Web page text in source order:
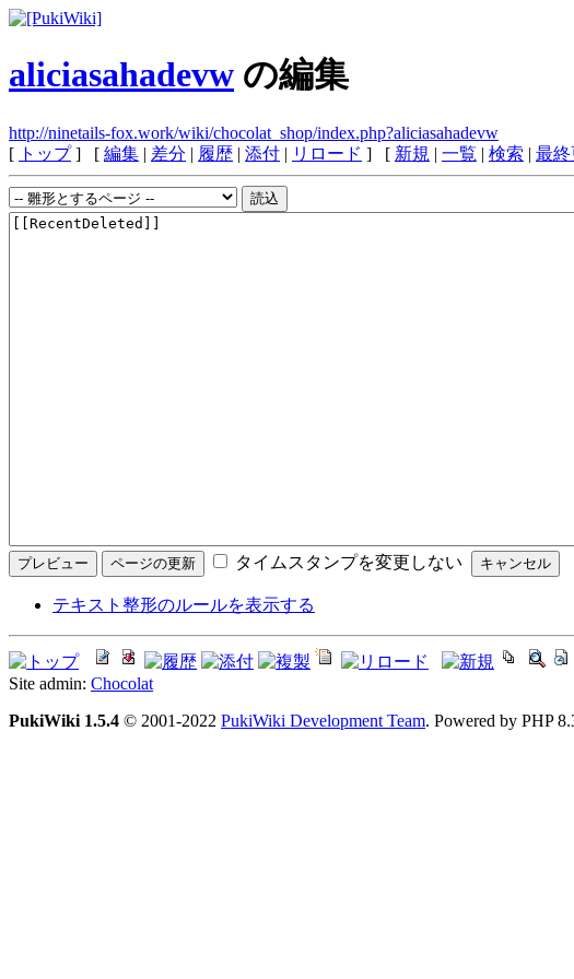
aliciasahadevw の編集
http://ninetails-fox.work/wiki/chocolat_shop/index.php?aliciasahadevw
[ トップ] [ 編集 | 差分 | 履歴 | 添付 | リロード ] [ 新規 | 一覧 | 検索 | 最
タイムスタンプを変更しない
テキスト整形のルールを表示する
Site admin: Chocolat
PukiWiki 1.5.4 © 2001-2022 PukiWiki Development Team. Powered by PHP